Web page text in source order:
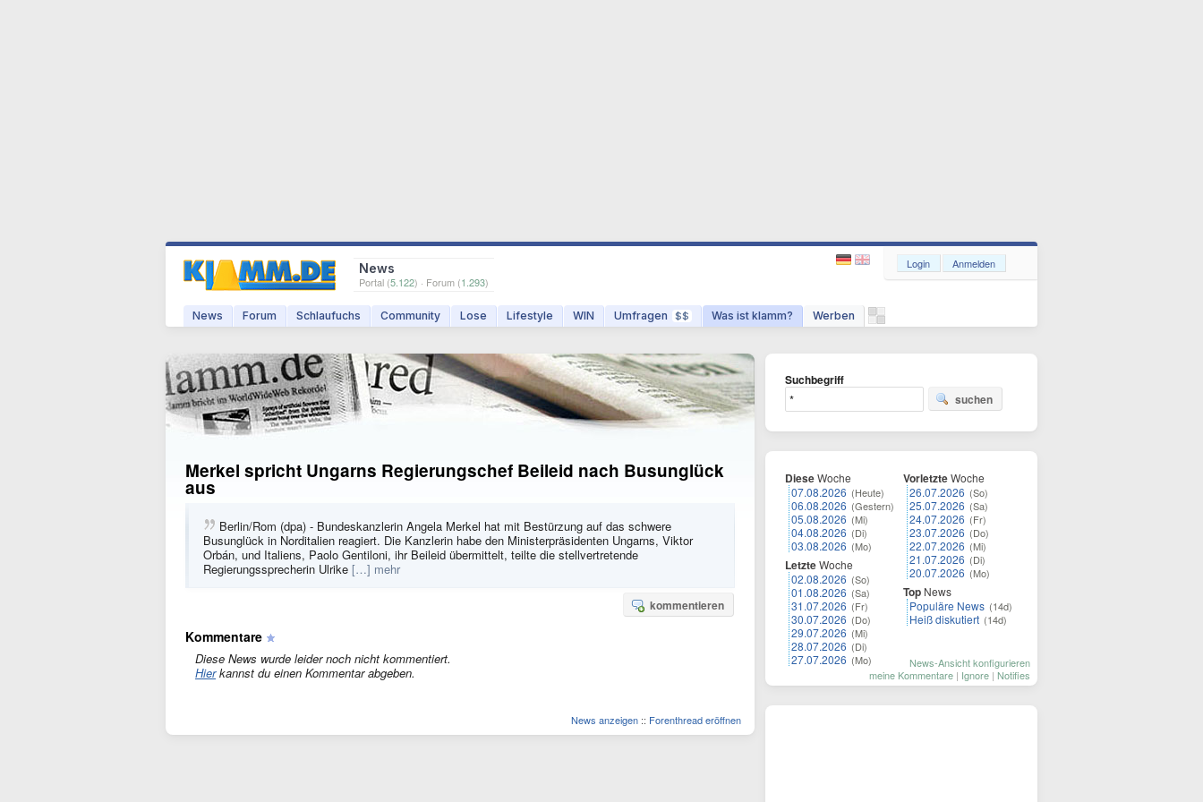
News
Portal (5.122) · Forum (1.293)
News Forum Schlaufuchs Community Lose Lifestyle WIN Umfragen $$ Was ist klamm? Werben
Login Anmelden
Merkel spricht Ungarns Regierungschef Beileid nach Busunglück
aus
Berlin/Rom (dpa) - Bundeskanzlerin Angela Merkel hat mit Bestürzung auf das schwere
Busunglück in Norditalien reagiert. Die Kanzlerin habe den Ministerpräsidenten Ungarns, Viktor
Orbán, und Italiens, Paolo Gentiloni, ihr Beileid übermittelt, teilte die stellvertretende
Regierungssprecherin Ulrike […] mehr
kommentieren
Kommentare
Diese News wurde leider noch nicht kommentiert.
Hierkannst du einen Kommentar abgeben.
News anzeigen :: Forenthread eröffnen
Suchbegriff
suchen
DieseWoche
07.08.2026 (Heute)
06.08.2026 (Gestern)
05.08.2026 (Mi)
04.08.2026 (Di)
03.08.2026 (Mo)
LetzteWoche
02.08.2026 (So)
01.08.2026 (Sa)
31.07.2026 (Fr)
30.07.2026 (Do)
29.07.2026 (Mi)
28.07.2026 (Di)
27.07.2026 (Mo)
VorletzteWoche
26.07.2026 (So)
25.07.2026 (Sa)
24.07.2026 (Fr)
23.07.2026 (Do)
22.07.2026 (Mi)
21.07.2026 (Di)
20.07.2026 (Mo)
Top News
Populäre News (14d)
Heiß diskutiert (14d)
News-Ansicht konfigurieren
meine Kommentare | Ignore | Notifies